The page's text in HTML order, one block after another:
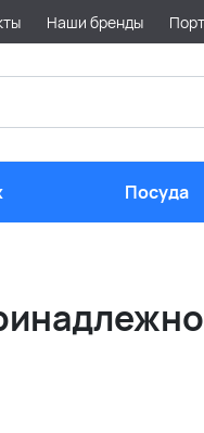
Наши бренды
Посуда